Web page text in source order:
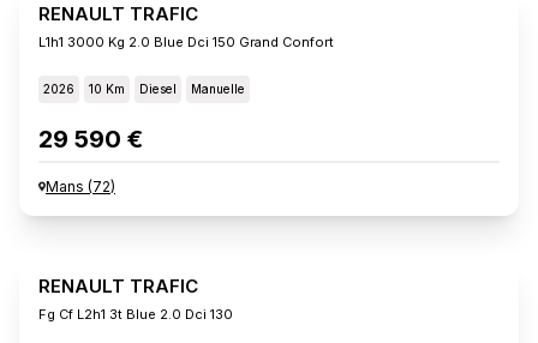
RENAULT TRAFIC
L1h1 3000 Kg 2.0 Blue Dci 150 Grand Confort
2026 10 Km Diesel Manuelle
29 590 €
Mans (72)
RENAULT TRAFIC
Fg Cf L2h1 3t Blue 2.0 Dci 130